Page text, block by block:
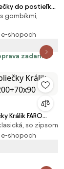
do postieľky
MESIAC biele
gombíkmi,
e-shopoch
zadarmo
Králik FARO
so zipsom
e-shopoch